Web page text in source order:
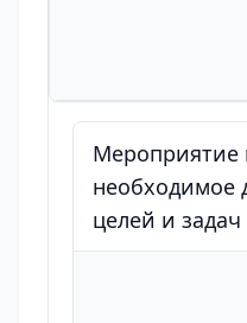
Мероприятие
необходимое
целей и